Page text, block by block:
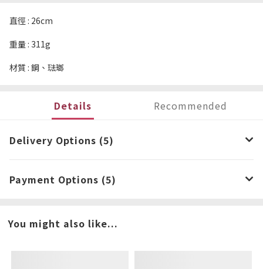
直徑 : 26cm
重量 : 311g
材質 : 鋼、琺瑯
Details Recommended
Delivery Options (5)
Payment Options (5)
You might also like...